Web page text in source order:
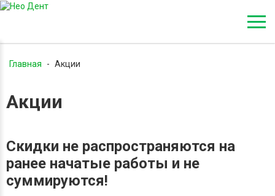
Главная - Акции
Акции
Скидки не распространяются на
ранее начатые работы и не
суммируются!